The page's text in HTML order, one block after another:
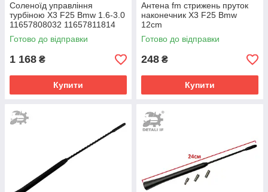
Cоленоїд управління
турбіною X3 F25 Bmw 1.6-3.0
11657808032 11657811814
11658509323 11747796338
Готово до відправки
1 168 ₴
Купити
Антена fm стрижень пруток
наконечник X3 F25 Bmw
12cm
Готово до відправки
248 ₴
Купити